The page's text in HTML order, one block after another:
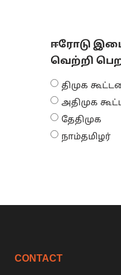
ஈரோடு
வெற்றி
திமுக
அதிமுக
தேதிமுக
நாம்தமிழர்
CONTACT